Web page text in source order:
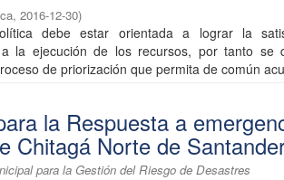
, 2016-12-30)
debe estar orientada a lograr la
la ejecución de los recursos, por tanto se
de priorización que permita de común
la Respuesta a
Chitagá Norte de
para la Gestión del Riesgo de Desastres